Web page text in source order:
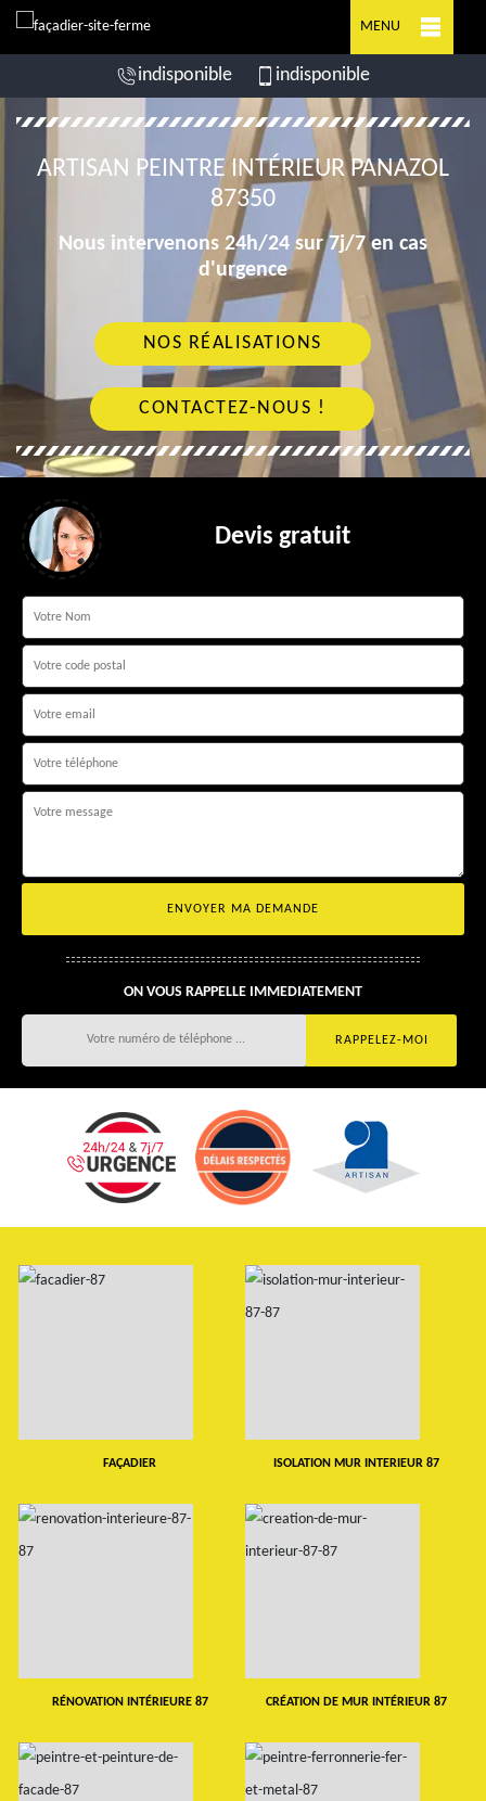
MENU
indisponible indisponible
ARTISAN PEINTRE INTÉRIEUR PANAZOL
87350
Nous intervenons 24h/24 sur 7j/7 en cas
d'urgence
NOS RÉALISATIONS
CONTACTEZ-NOUS !
Devis gratuit
ON VOUS RAPPELLE IMMEDIATEMENT
FAÇADIER ISOLATION MUR INTERIEUR 87
RÉNOVATION INTÉRIEURE 87 CRÉATION DE MUR INTÉRIEUR 87